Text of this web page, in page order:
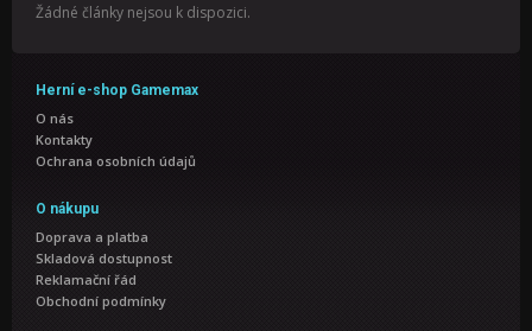
Žádné články nejsou k dispozici.
Herní e-shop Gamemax
O nás
Kontakty
Ochrana osobních údajů
O nákupu
Doprava a platba
Skladová dostupnost
Reklamační řád
Obchodní podmínky